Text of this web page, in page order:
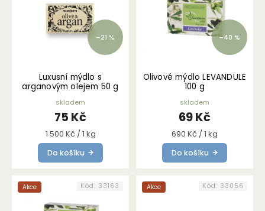
–21 %
Luxusní mýdlo s
arganovým olejem 50 g
skladem
75 Kč
Měrná
cena:
1 500 Kč / 1 kg
Do košíku
–40 %
Olivové mýdlo LEVANDULE
100 g
skladem
69 Kč
Měrná
cena:
690 Kč / 1 kg
Do košíku
Akce Kód: 33163 Akce Kód: 33056